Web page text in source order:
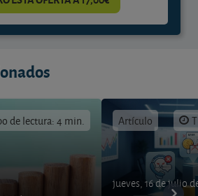
de lectura: 4 min. Artículo
jueves, 16 de julio